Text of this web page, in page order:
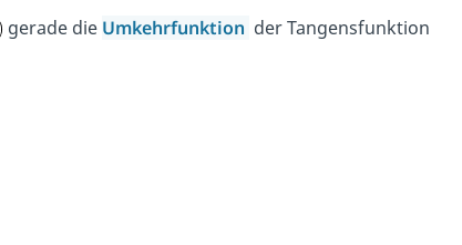
gerade die Umkehrfunktion der Tangensfunktion